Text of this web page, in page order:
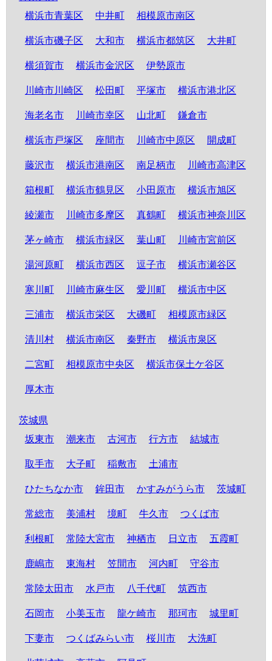
横浜市青葉区
中井町 相模原市南区
横浜市磯子区 大和市 横浜市都筑区 大井町
横須賀市 横浜市金沢区 伊勢原市
川崎市川崎区 松田町 平塚市 横浜市港北区
海老名市 川崎市幸区 山北町 鎌倉市
横浜市戸塚区 座間市 川崎市中原区 開成町
藤沢市 横浜市港南区 南足柄市 川崎市高津区
箱根町 横浜市鶴見区 小田原市 横浜市旭区
綾瀬市 川崎市多摩区 真鶴町 横浜市神奈川区
茅ヶ崎市 横浜市緑区 葉山町 川崎市宮前区
湯河原町 横浜市西区 逗子市 横浜市瀬谷区
寒川町 川崎市麻生区 愛川町 横浜市中区
三浦市 横浜市栄区 大磯町 相模原市緑区
清川村 横浜市南区 秦野市 横浜市泉区
二宮町 相模原市中央区 横浜市保土ケ谷区
厚木市
茨城県
坂東市
潮来市 古河市 行方市 結城市
取手市 大子町 稲敷市 土浦市
ひたちなか市 鉾田市 かすみがうら市 茨城町
常総市 美浦村 境町 牛久市 つくば市
利根町 常陸大宮市 神栖市 日立市 五霞町
鹿嶋市 東海村 笠間市 河内町 守谷市
常陸太田市 水戸市 八千代町 筑西市
石岡市 小美玉市 龍ケ崎市 那珂市 城里町
下妻市 つくばみらい市 桜川市 大洗町